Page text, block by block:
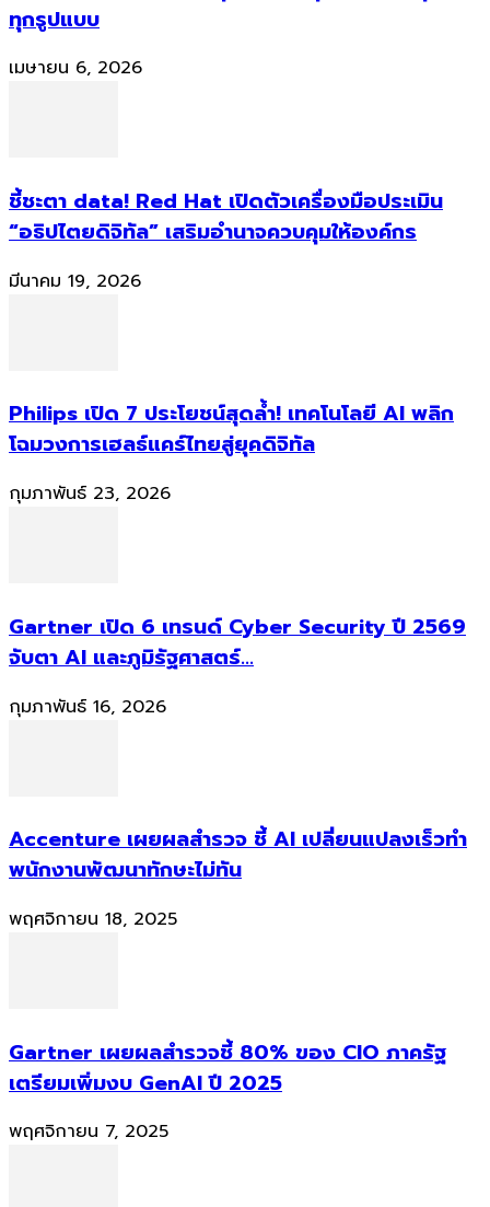
ทุกรูปแบบ
เมษายน 6, 2026
ชี้ชะตา data! Red Hat เปิดตัวเครื่องมือประเมิน
“อธิปไตยดิจิทัล” เสริมอำนาจควบคุมให้องค์กร
มีนาคม 19, 2026
Philips เปิด 7 ประโยชน์สุดล้ำ! เทคโนโลยี AI พลิก
โฉมวงการเฮลธ์แคร์ไทยสู่ยุคดิจิทัล
กุมภาพันธ์ 23, 2026
Gartner เปิด 6 เทรนด์ Cyber Security ปี 2569
จับตา AI และภูมิรัฐศาสตร์...
กุมภาพันธ์ 16, 2026
Accenture เผยผลสำรวจ ชี้ AI เปลี่ยนแปลงเร็วทำ
พนักงานพัฒนาทักษะไม่ทัน
พฤศจิกายน 18, 2025
Gartner เผยผลสำรวจชี้ 80% ของ CIO ภาครัฐ
เตรียมเพิ่มงบ GenAI ปี 2025
พฤศจิกายน 7, 2025